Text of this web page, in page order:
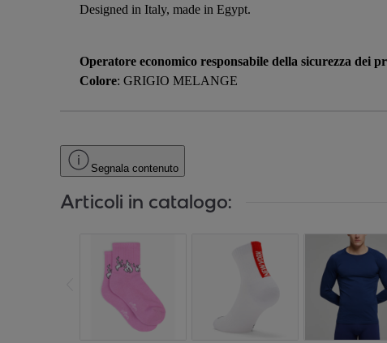
Designed in Italy, made in Egypt.
Operatore economico responsabile della sicurezza dei
Colore: GRIGIO MELANGE
Segnala contenuto
Articoli in catalogo: